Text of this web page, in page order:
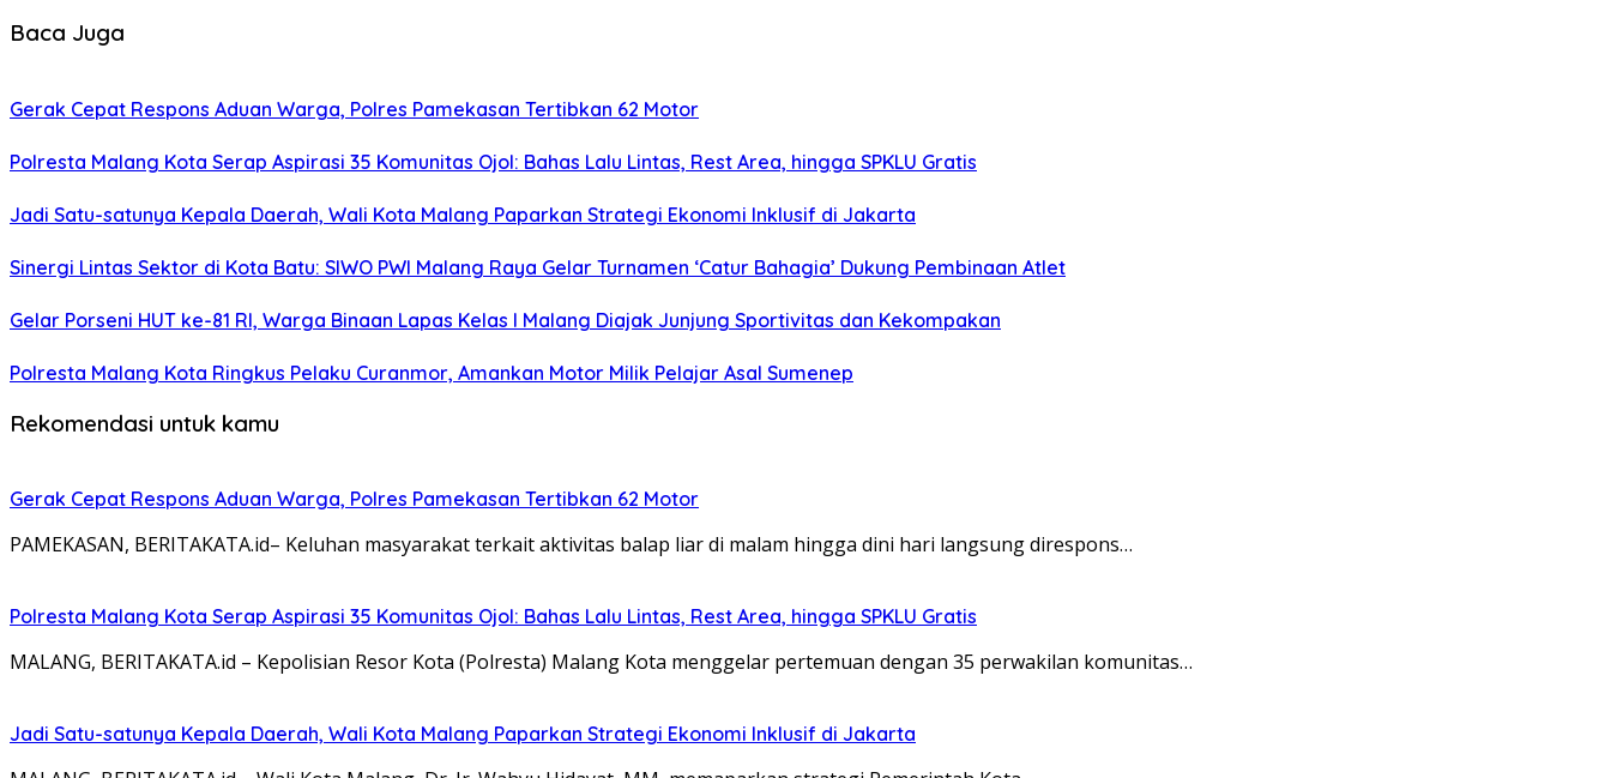
Baca Juga
Gerak Cepat Respons Aduan Warga, Polres Pamekasan Tertibkan 62 Motor
Polresta Malang Kota Serap Aspirasi 35 Komunitas Ojol: Bahas Lalu Lintas, Rest Area, hingga SPKLU Gratis
Jadi Satu-satunya Kepala Daerah, Wali Kota Malang Paparkan Strategi Ekonomi Inklusif di Jakarta
Sinergi Lintas Sektor di Kota Batu: SIWO PWI Malang Raya Gelar Turnamen ‘Catur Bahagia’ Dukung Pembinaan Atlet
Gelar Porseni HUT ke-81 RI, Warga Binaan Lapas Kelas I Malang Diajak Junjung Sportivitas dan Kekompakan
Polresta Malang Kota Ringkus Pelaku Curanmor, Amankan Motor Milik Pelajar Asal Sumenep
Rekomendasi untuk kamu
Gerak Cepat Respons Aduan Warga, Polres Pamekasan Tertibkan 62 Motor
PAMEKASAN, BERITAKATA.id– Keluhan masyarakat terkait aktivitas balap liar di malam hingga dini hari langsung direspons…
Polresta Malang Kota Serap Aspirasi 35 Komunitas Ojol: Bahas Lalu Lintas, Rest Area, hingga SPKLU Gratis
MALANG, BERITAKATA.id – Kepolisian Resor Kota (Polresta) Malang Kota menggelar pertemuan dengan 35 perwakilan komunitas…
Jadi Satu-satunya Kepala Daerah, Wali Kota Malang Paparkan Strategi Ekonomi Inklusif di Jakarta